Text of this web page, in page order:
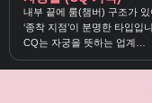
내부 끝에 룸(챔버) 구조가 있
‘종착 지점’이 분명한 타입입
CQ는 자궁을 뜻하는 업계
약칭으로, 끝쪽 챔버의 진입·
감각을 강조한 내부 기믹을